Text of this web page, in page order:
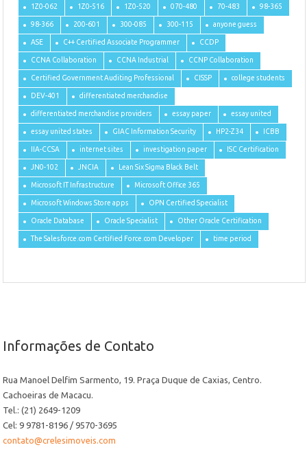
1Z0-062 1Z0-516 1Z0-520 070-480 70-483 98-365
98-366 200-601 300-085 300-115 anyone guess
ASE C++ Certified Associate Programmer CCDP
CCNA Collaboration CCNA Industrial CCNP Collaboration
Certified Government Auditing Professional CISSP college students
DEV-401 differentiated merchandise
differentiated merchandise providers essay paper essay united
essay united states GIAC Information Security HP2-Z34 ICBB
IIA-CCSA internet sites investigation paper ISC Certification
JN0-102 JNCIA Lean Six Sigma Black Belt
Microsoft IT Infrastructure Microsoft Office 365
Microsoft Windows Store apps OPN Certified Specialist
Oracle Database Oracle Specialist Other Oracle Certification
The Salesforce.com Certified Force.com Developer time period
Informações de Contato
Rua Manoel Delfim Sarmento, 19. Praça Duque de Caxias, Centro.
Cachoeiras de Macacu.
Tel.: (21) 2649-1209
Cel: 9 9781-8196 / 9570-3695
contato@crelesimoveis.com